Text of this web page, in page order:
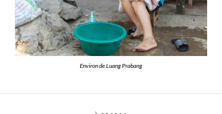
Environ de Luang Prabang